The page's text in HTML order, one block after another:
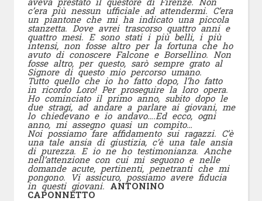
c’era più nessun ufficiale ad attendermi. C’era
un piantone che mi ha indicato una piccola
stanzetta. Dove avrei trascorso quattro anni e
quattro mesi. E sono stati i più belli, i più
intensi, non fosse altro per la fortuna che ho
avuto di conoscere Falcone e Borsellino. Non
fosse altro, per questo, sarò sempre grato al
Signore di questo mio percorso umano.
Tutto quello che io ho fatto dopo, l’ho fatto
in ricordo Loro! Per proseguire la loro opera.
Ho cominciato il primo anno, subito dopo le
due stragi, ad andare a parlare ai giovani, me
lo chiedevano e io andavo….Ed ecco, ogni
anno, mi assegno quasi un compito…
Noi possiamo fare affidamento sui ragazzi. C’è
una tale ansia di giustizia, c’è una tale ansia
di purezza. E io ne ho testimonianza. Anche
nell’attenzione con cui mi seguono e nelle
domande acute, pertinenti, penetranti che mi
pongono. Vi assicuro, possiamo avere fiducia
in questi giovani. ANTONINO
CAPONNETTO